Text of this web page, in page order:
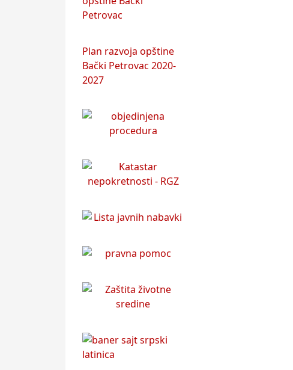
Petrovac
Plan razvoja opštine
Bački Petrovac 2020-
2027